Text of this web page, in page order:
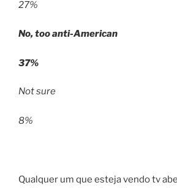
27%
No, too anti-American
37%
Not sure
8%
Qualquer um que esteja vendo tv